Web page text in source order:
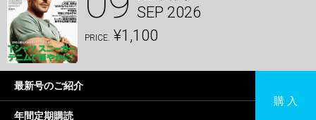
SEP 2026
PRICE. ¥1,100
最新号のご紹介
年間定期購読
購 入